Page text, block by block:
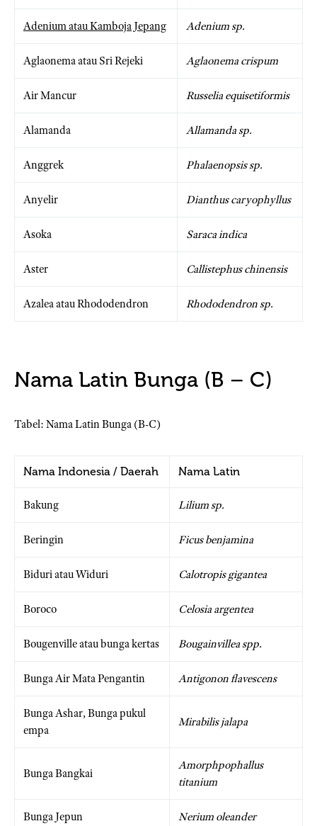
Adenium atau Kamboja Jepang Adenium sp.
Aglaonema atau Sri Rejeki Aglaonema crispum
Air Mancur Russelia equisetiformis
Alamanda Allamanda sp.
Anggrek Phalaenopsis sp.
Anyelir Dianthus caryophyllus
Asoka Saraca indica
Aster Callistephus chinensis
Azalea atau Rhododendron Rhododendron sp.
Nama Latin Bunga (B – C)
Tabel: Nama Latin Bunga (B-C)
Nama Indonesia / Daerah Nama Latin
Bakung Lilium sp.
Beringin Ficus benjamina
Biduri atau Widuri Calotropis gigantea
Boroco Celosia argentea
Bougenville atau bunga kertas Bougainvillea spp.
Bunga Air Mata Pengantin Antigonon flavescens
Bunga Ashar, Bunga pukul
empa
Mirabilis jalapa
Bunga Bangkai
Amorphpophallus
titanium
Bunga Jepun Nerium oleander